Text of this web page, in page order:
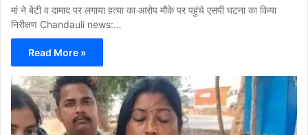
मां ने बेटी व दामाद पर लगाया हत्या का आरोप मौके पर पहुंचे एसपी घटना का किया
निरीक्षण Chandauli news:…
Read More »